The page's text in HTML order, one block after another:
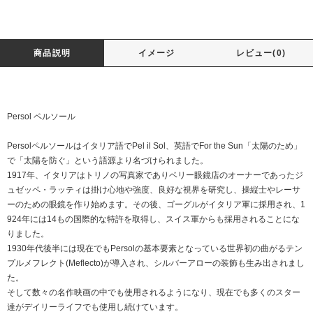
商品説明 イメージ レビュー(0)
Persol ペルソール
Persolペルソールはイタリア語でPel il Sol、英語でFor the Sun「太陽のため」
で「太陽を防ぐ」という語源より名づけられました。
1917年、イタリアはトリノの写真家でありベリー眼鏡店のオーナーであったジ
ュゼッペ・ラッティは掛け心地や強度、良好な視界を研究し、操縦士やレーサ
ーのための眼鏡を作り始めます。その後、ゴーグルがイタリア軍に採用され、1
924年には14もの国際的な特許を取得し、スイス軍からも採用されることにな
りました。
1930年代後半には現在でもPersolの基本要素となっている世界初の曲がるテン
プルメフレクト(Meflecto)が導入され、シルバーアローの装飾も生み出されまし
た。
そして数々の名作映画の中でも使用されるようになり、現在でも多くのスター
達がデイリーライフでも使用し続けています。